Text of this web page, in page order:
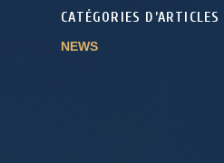
CATÉGORIES D’ARTICLES
NEWS